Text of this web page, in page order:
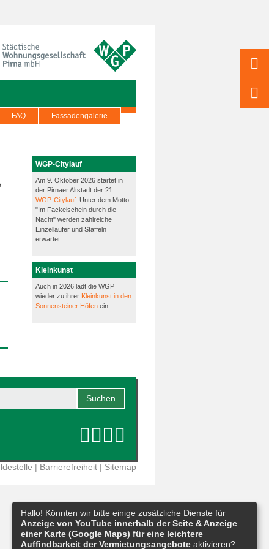
FAQ Fassadengalerie
WGP-Citylauf
Am 9. Oktober 2026 startet in
der Pirnaer Altstadt der 21.
WGP-Citylauf . Unter dem Motto
"Im Fackelschein durch die
Nacht" werden zahlreiche
Einzelläufer und Staffeln
erwartet.
Kleinkunst
Auch in 2026 lädt die WGP
wieder zu ihrer Kleinkunst in den
Sonnensteiner Höfen ein.
| Barrierefreiheit | Sitemap
Hallo! Könnten wir bitte einige zusätzliche Dienste für
Anzeige von YouTube innerhalb der Seite & Anzeige
einer Karte (Google Maps) für eine leichtere
Auffindbarkeit der Vermietungsangebote aktivieren?